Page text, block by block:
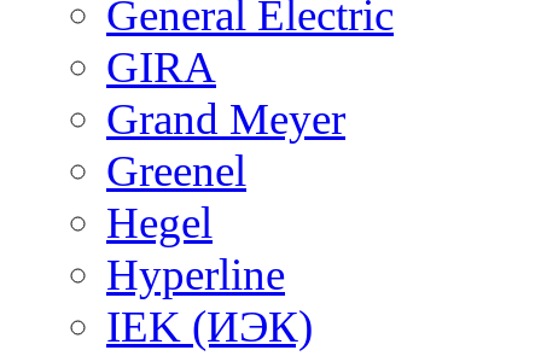
General Electric
GIRA
Grand Meyer
Greenel
Hegel
Hyperline
IEK (ИЭК)